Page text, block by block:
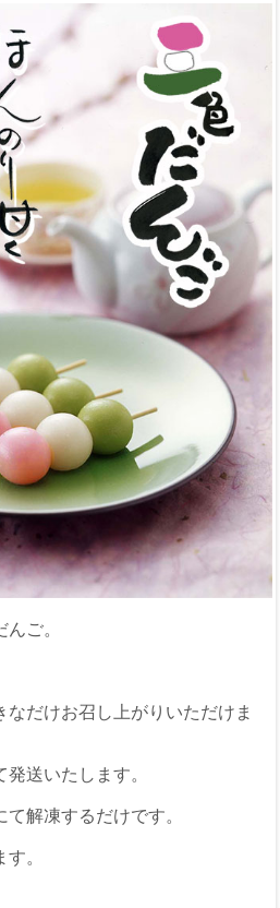
ご。
だけお召し上がりいただけま
送いたします。
解凍するだけです。
。